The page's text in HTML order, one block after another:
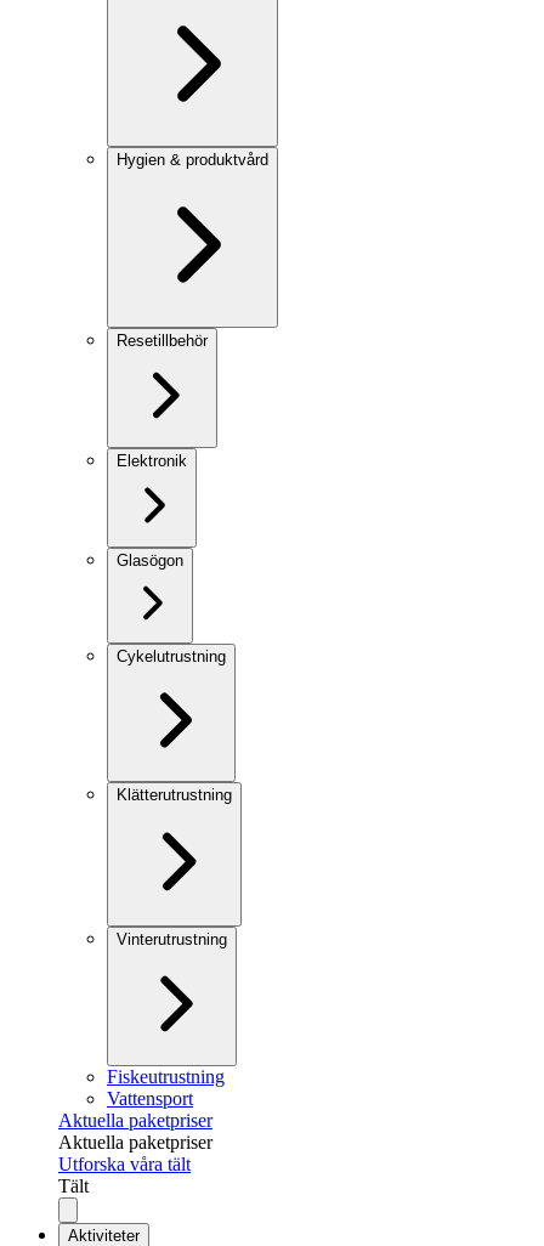
Hygien & produktvård
Resetillbehör
Elektronik
Glasögon
Cykelutrustning
Klätterutrustning
Vinterutrustning
Fiskeutrustning
Vattensport
Aktuella paketpriser
Aktuella paketpriser
Utforska våra tält
Tält
Aktiviteter